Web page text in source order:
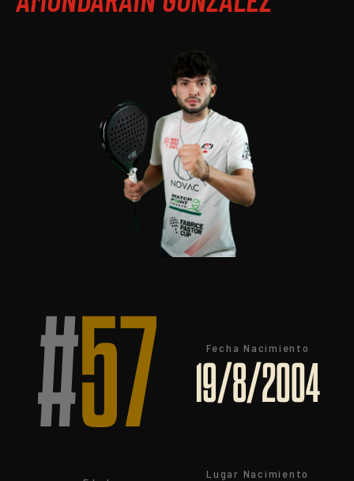
#57 Fecha Nacimiento
19/8/2004
Lugar Nacimiento